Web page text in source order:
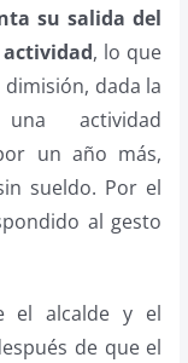
su salida del
, lo que
dada la
actividad
un año más,
sueldo. Por el
al gesto
el alcalde y el
de que el